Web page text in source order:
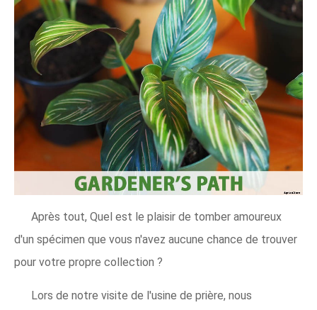
Après tout, Quel est le plaisir de tomber amoureux
d'un spécimen que vous n'avez aucune chance de trouver
pour votre propre collection ?
Lors de notre visite de l'usine de prière, nous